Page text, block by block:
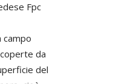
Fpc
campo
da
del